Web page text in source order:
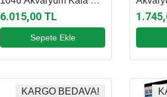
Sump Motoru
6.015,00 TL
Sepete Ekle
Motoru
KARGO BEDAVA!